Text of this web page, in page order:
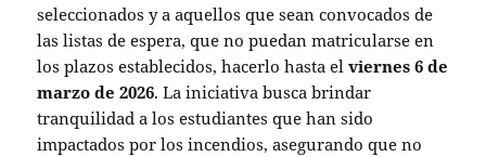
seleccionados y a aquellos que sean convocados de
las listas de espera, que no puedan matricularse en
los plazos establecidos, hacerlo hasta elviernes 6 de
marzo de 2026. La iniciativa busca brindar
tranquilidad a los estudiantes que han sido
impactados por los incendios, asegurando que no